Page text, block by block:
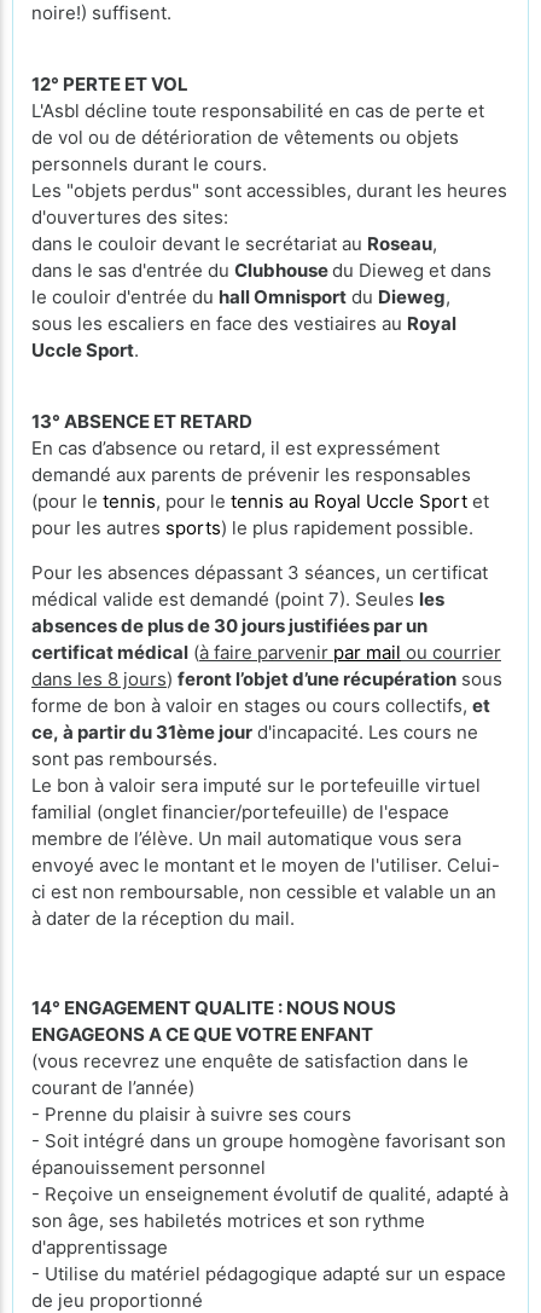
noire!) suffisent.
12° PERTE ET VOL
L'Asbl décline toute responsabilité en cas de perte et
de vol ou de détérioration de vêtements ou objets
personnels durant le cours.
Les "objets perdus" sont accessibles, durant les heures
d'ouvertures des sites:
dans le couloir devant le secrétariat au Roseau,
dans le sas d'entrée du Clubhousedu Dieweg et dans
le couloir d'entrée du hall Omnisport du Dieweg,
sous les escaliers en face des vestiaires au Royal
Uccle Sport.
13° ABSENCE ET RETARD
En cas d’absence ou retard, il est expressément
demandé aux parents de prévenir les responsables
(pour le tennis, pour le tennis au Royal Uccle Sport et
pour les autres sports) le plus rapidement possible.
Pour les absences dépassant 3 séances, un certificat
médical valide est demandé (point 7). Seules les
absences de plus de 30 jours justifiées par un
certificat médical (à faire parvenir par mail ou courrier
dans les 8 jours) feront l’objet d’une récupération sous
forme de bon à valoir en stages ou cours collectifs, et
ce, à partir du 31ème jour d'incapacité. Les cours ne
sont pas remboursés.
Le bon à valoir sera imputé sur le portefeuille virtuel
familial (onglet financier/portefeuille) de l'espace
membre de l’élève. Un mail automatique vous sera
envoyé avec le montant et le moyen de l'utiliser. Celui-
ci est non remboursable, non cessible et valable un an
à dater de la réception du mail.
14° ENGAGEMENT QUALITE : NOUS NOUS
ENGAGEONS A CE QUE VOTRE ENFANT
(vous recevrez une enquête de satisfaction dans le
courant de l’année)
- Prenne du plaisir à suivre ses cours
- Soit intégré dans un groupe homogène favorisant son
épanouissement personnel
- Reçoive un enseignement évolutif de qualité, adapté à
son âge, ses habiletés motrices et son rythme
d'apprentissage
- Utilise du matériel pédagogique adapté sur un espace
de jeu proportionné